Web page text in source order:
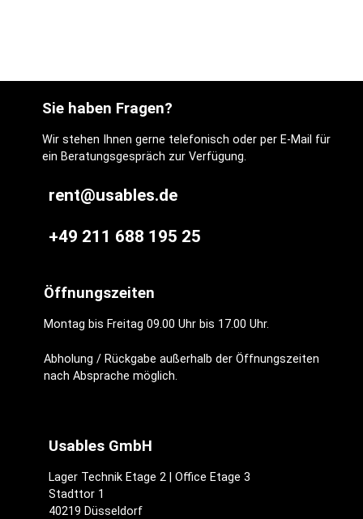
Sie haben Fragen?
Wir stehen Ihnen gerne telefonisch oder per E-Mail für
ein Beratungsgespräch zur Verfügung.
rent@usables.de
+49 211 688 195 25
Öffnungszeiten
Montag bis Freitag 09.00 Uhr bis 17.00 Uhr.
Abholung / Rückgabe außerhalb der Öffnungszeiten
nach Absprache möglich.
Usables GmbH
Lager Technik Etage 2 | Office Etage 3
Stadttor 1
40219 Düsseldorf